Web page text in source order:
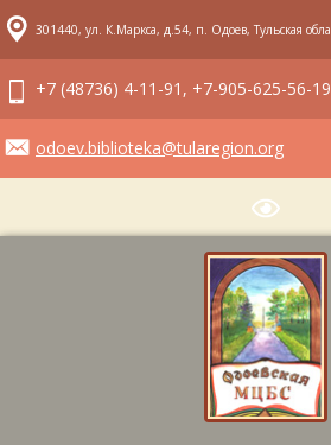
301440, ул. К.Маркса, д.54, п. Одоев, Тульская
+7 (48736) 4-11-91, +7-905-625-56-19
odoev.biblioteka@tularegion.org